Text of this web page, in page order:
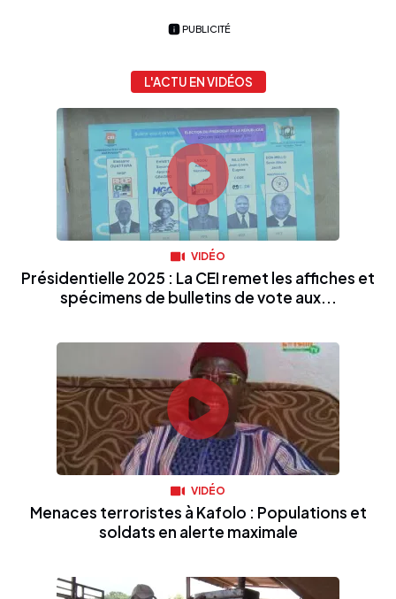
PUBLICITÉ
L'ACTU EN VIDÉOS
VIDÉO
Présidentielle 2025 : La CEI remet les affiches et
spécimens de bulletins de vote aux...
VIDÉO
Menaces terroristes à Kafolo : Populations et
soldats en alerte maximale